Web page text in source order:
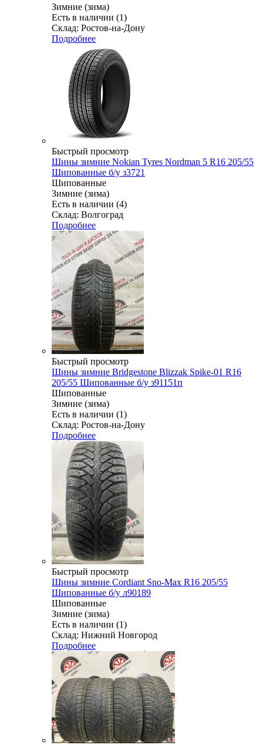
Зимние (зима)
Есть в наличии (1)
Склад: Ростов-на-Дону
Подробнее
Быстрый просмотр
Шины зимние Nokian Tyres Nordman 5 R16 205/55
Шипованные б/у з3721
Шипованные
Зимние (зима)
Есть в наличии (4)
Склад: Волгоград
Подробнее
Быстрый просмотр
Шины зимние Bridgestone Blizzak Spike-01 R16
205/55 Шипованные б/у з91151п
Шипованные
Зимние (зима)
Есть в наличии (1)
Склад: Ростов-на-Дону
Подробнее
Быстрый просмотр
Шины зимние Cordiant Sno-Max R16 205/55
Шипованные б/у л90189
Шипованные
Зимние (зима)
Есть в наличии (1)
Склад: Нижний Новгород
Подробнее